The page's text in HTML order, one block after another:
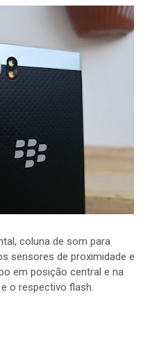
coluna de som para
sensores de proximidade e
em posição central e na
o respectivo flash.